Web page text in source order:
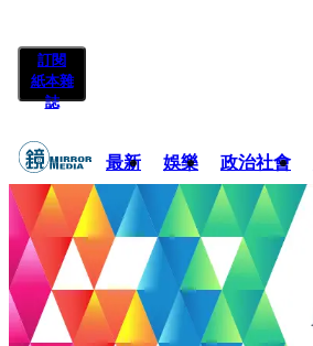
訂閱
紙本雜
誌
最新 娛樂 政治社會